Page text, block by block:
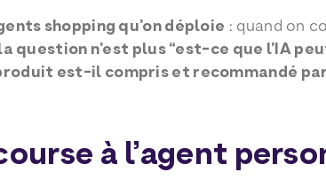
shopping qu’on déploie : quand on
question n’est plus “est-ce que l’IA
est-il compris et recommandé
à l’agent